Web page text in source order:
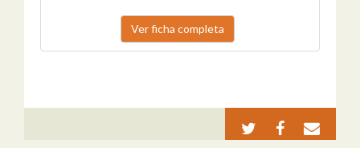
Ver ficha completa